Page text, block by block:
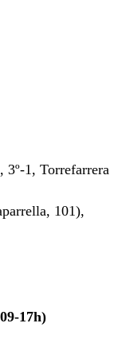
1, Torrefarrera
101),
17h)